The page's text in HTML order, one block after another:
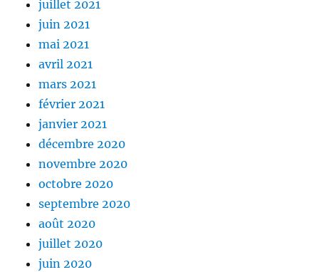
juillet 2021
juin 2021
mai 2021
avril 2021
mars 2021
février 2021
janvier 2021
décembre 2020
novembre 2020
octobre 2020
septembre 2020
août 2020
juillet 2020
juin 2020